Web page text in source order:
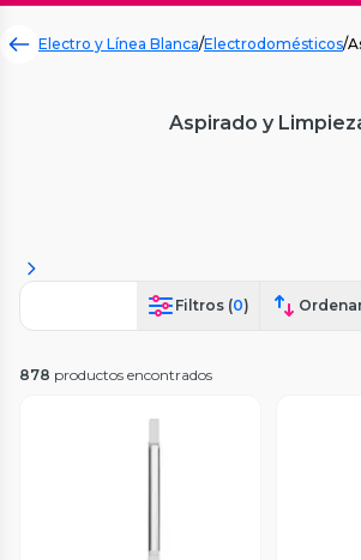
Electro y Línea Blanca/Electrodomésticos/
Aspirado y
Filtros (0)
878 productos encontrados